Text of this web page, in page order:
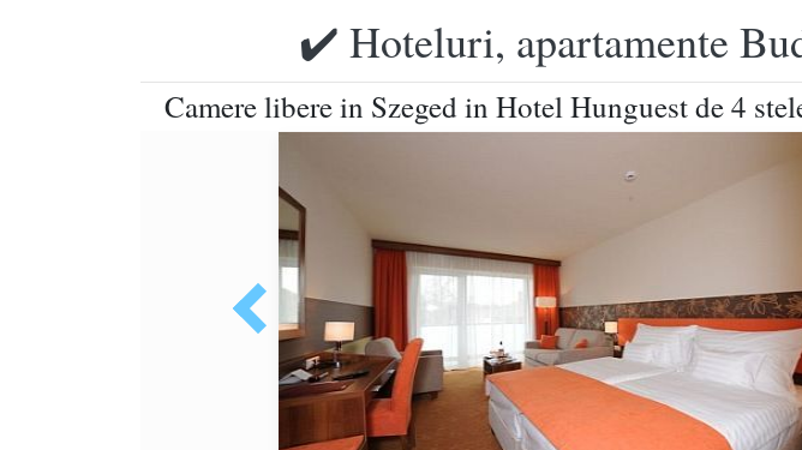
✔️ Hoteluri, apartamente
Camere libere in Szeged in Hotel Hunguest de 4